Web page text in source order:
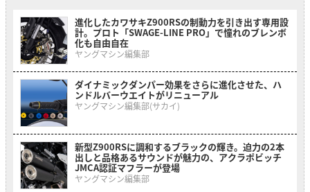
進化したカワサキZ900RSの制動力を引き出す専用設
計。プロト「SWAGE-LINE PRO」で憧れのブレンボ
化も自由自在
ヤングマシン編集部
ダイナミックダンパー効果をさらに進化させた、ハ
ンドルバーウエイトがリニューアル
ヤングマシン編集部(サカイ)
新型Z900RSに調和するブラックの輝き。迫力の2本
出しと品格あるサウンドが魅力の、アクラポビッチ
JMCA認証マフラーが登場
ヤングマシン編集部